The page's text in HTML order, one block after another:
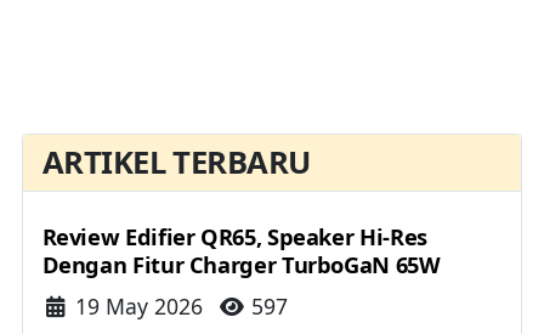
ARTIKEL TERBARU
Review Edifier QR65, Speaker Hi-Res
Dengan Fitur Charger TurboGaN 65W
Details
19 May 2026 597